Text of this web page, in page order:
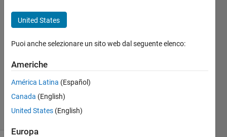
analysis in two-dimensions
milan batista
Versione 1.0.1 (2,19 KB)
216 download
5,00/5
7 giu 2019
United States
Puoi anche selezionare un sito web dal seguente elenco:
Americhe
América Latina (Español)
Canada (English)
United States (English)
Europa